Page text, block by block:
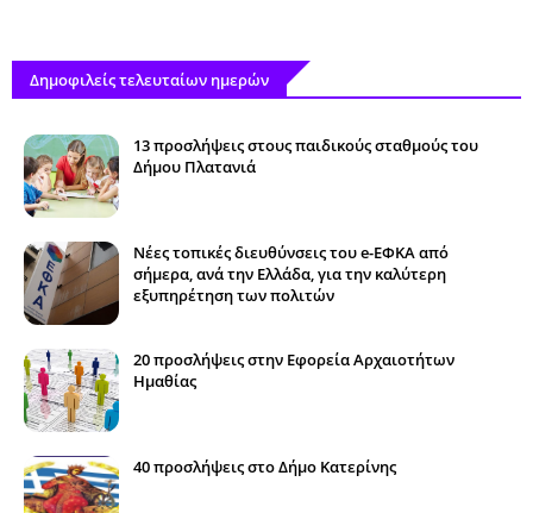
Δημοφιλείς τελευταίων ημερών
13 προσλήψεις στους παιδικούς σταθμούς του
Δήμου Πλατανιά
Νέες τοπικές διευθύνσεις του e-ΕΦΚΑ από
σήμερα, ανά την Ελλάδα, για την καλύτερη
εξυπηρέτηση των πολιτών
20 προσλήψεις στην Εφορεία Αρχαιοτήτων
Ημαθίας
40 προσλήψεις στο Δήμο Κατερίνης